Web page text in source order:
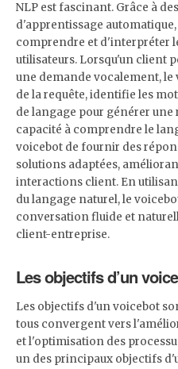
NLP est fascinant. Grâce à
d'apprentissage
comprendre et d'interpréter
utilisateurs. Lorsqu'un client
une demande vocalement,
de la requête, identifie les
de langage pour générer une
capacité à comprendre le
voicebot de fournir des
solutions adaptées,
interactions client. En
du langage naturel, le
conversation fluide et
client-entreprise.
Les objectifs d’un
Les objectifs d'un voicebot
tous convergent vers
et l'optimisation des
un des principaux objectifs